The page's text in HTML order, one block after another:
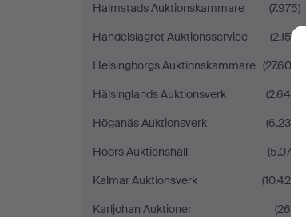
Halmstads Auktionskammare
(7.975)
Handelslagret Auktionsservice
(2.153)
Helsingborgs Auktionskammare (27.602)
Hälsinglands Auktionsverk
(2.649)
Höganäs Auktionsverk
(6.230)
Höörs Auktionshall
(5.072)
Kalmar Auktionsverk
(10.420)
Karljohan Auktioner
(265)